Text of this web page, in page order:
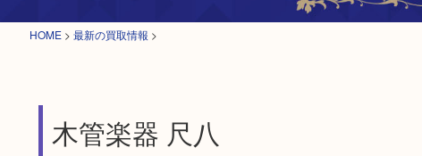
HOME > 最新の買取情報 >
木管楽器 尺八